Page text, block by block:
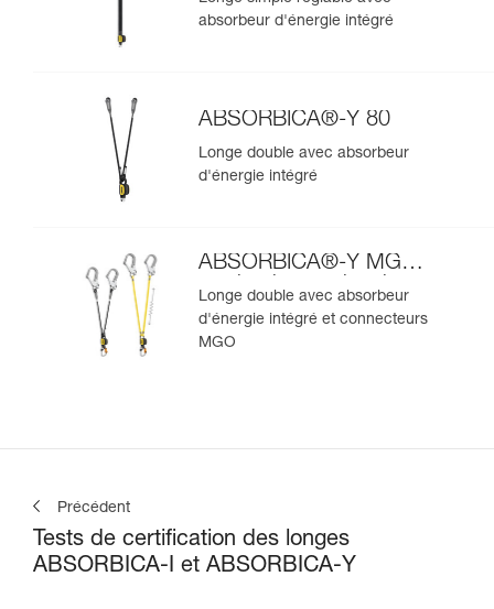
absorbeur d'énergie intégré
ABSORBICA®-Y 80
Longe double avec absorbeur
d'énergie intégré
ABSORBICA®-Y MGO
version internationale
Longe double avec absorbeur
d'énergie intégré et connecteurs
MGO
Précédent
Tests de certification des longes
ABSORBICA-I et ABSORBICA-Y